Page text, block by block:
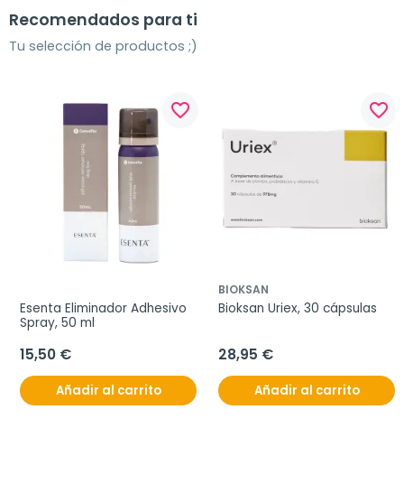
Recomendados para ti
Tu selección de productos ;)
favorite_border
Esenta Eliminador Adhesivo
Spray, 50 ml
15,50 €
Añadir al carrito
favorite_border
BIOKSAN
Bioksan Uriex, 30 cápsulas
28,95 €
Añadir al carrito